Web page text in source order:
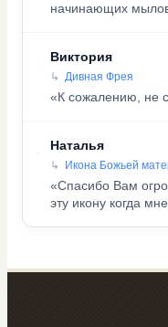
начинающих
Виктория
Дивная Фрея
«К сожалению, не
Наталья
Икона Божьей
«Спасибо Вам
эту икону когда